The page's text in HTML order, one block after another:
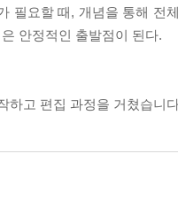
필요할 때, 개념을 통해 전
안정적인 출발점이 된다.
하고 편집 과정을 거쳤습니